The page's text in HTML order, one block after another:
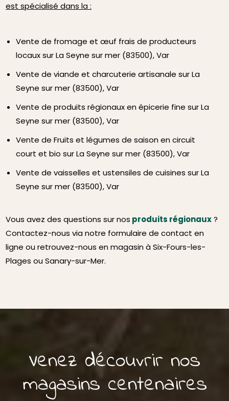
est spécialisé dans la :
Vente de fromage et œuf frais de producteurs
locaux sur La Seyne sur mer (83500), Var
Vente de viande et charcuterie artisanale sur La
Seyne sur mer (83500), Var
Vente de produits régionaux en épicerie fine sur La
Seyne sur mer (83500), Var
Vente de Fruits et légumes de saison en circuit
court et bio sur La Seyne sur mer (83500), Var
Vente de vaisselles et ustensiles de cuisines sur La
Seyne sur mer (83500), Var
Vous avez des questions sur nos produits régionaux?
Contactez-nous via notre formulaire de contact en
ligne ou retrouvez-nous en magasin à Six-Fours-les-
Plages ou Sanary-sur-Mer.
Venez découvrir nos
magasins centenaires